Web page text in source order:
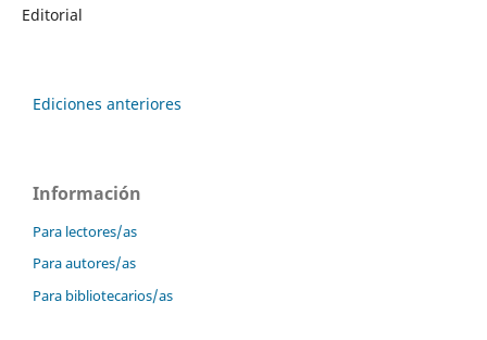
Editorial
Ediciones anteriores
Información
Para lectores/as
Para autores/as
Para bibliotecarios/as